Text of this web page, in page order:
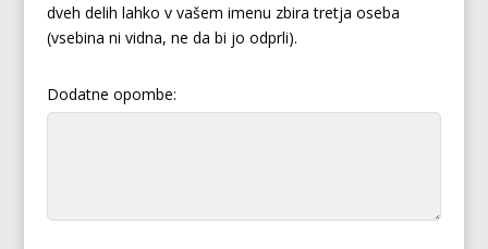
dveh delih lahko v vašem imenu zbira tretja oseba
(vsebina ni vidna, ne da bi jo odprli).
Dodatne opombe: